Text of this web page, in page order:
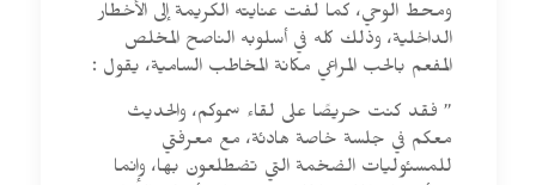
ومحط الوحي، كما لفت عنايته الكريمة إلى الأخطار
الداخلية، وذلك كله في أسلوبه الناصح المخلص
المفعم بالحب المراعي مكانة المخاطب السامية، يقول :
” فقد كنت حريصًا على لقاء سموكم، والحديث
معكم في جلسة خاصة هادئة، مع معرفتي
للمسئوليات الضخمة التي تضطلعون بها، وإنما